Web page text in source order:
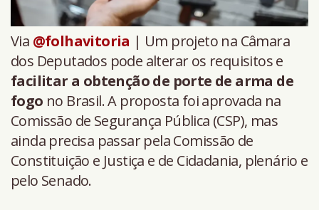
Via @folhavitoria | Um projeto na Câmara
dos Deputados pode alterar os requisitos e
facilitar a obtenção de porte de arma de
fogo no Brasil. A proposta foi aprovada na
Comissão de Segurança Pública (CSP), mas
ainda precisa passar pela Comissão de
Constituição e Justiça e de Cidadania, plenário e
pelo Senado.